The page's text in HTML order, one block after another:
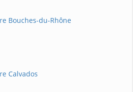
Bouches-du-Rhône
Calvados